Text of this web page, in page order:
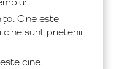
Cine este
cine sunt prietenii
cine.